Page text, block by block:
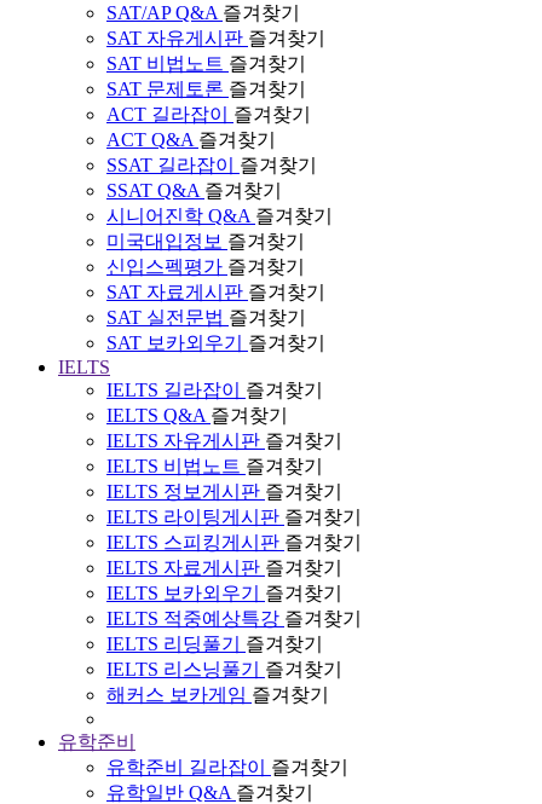
SAT/AP Q&A 즐겨찾기
SAT 자유게시판 즐겨찾기
SAT 비법노트 즐겨찾기
SAT 문제토론 즐겨찾기
ACT 길라잡이
즐겨찾기
ACT Q&A 즐겨찾기
SSAT 길라잡이
즐겨찾기
SSAT Q&A 즐겨찾기
시니어진학 Q&A 즐겨찾기
미국대입정보 즐겨찾기
신입스펙평가 즐겨찾기
SAT 자료게시판 즐겨찾기
SAT 실전문법 즐겨찾기
SAT 보카외우기
즐겨찾기
IELTS
IELTS 길라잡이
즐겨찾기
IELTS Q&A 즐겨찾기
IELTS 자유게시판 즐겨찾기
IELTS 비법노트 즐겨찾기
IELTS 정보게시판 즐겨찾기
IELTS 라이팅게시판 즐겨찾기
IELTS 스피킹게시판 즐겨찾기
IELTS 자료게시판 즐겨찾기
IELTS 보카외우기
즐겨찾기
IELTS 적중예상특강 즐겨찾기
IELTS 리딩풀기
즐겨찾기
IELTS 리스닝풀기
즐겨찾기
해커스 보카게임 즐겨찾기
유학준비
유학준비 길라잡이
즐겨찾기
유학일반 Q&A 즐겨찾기